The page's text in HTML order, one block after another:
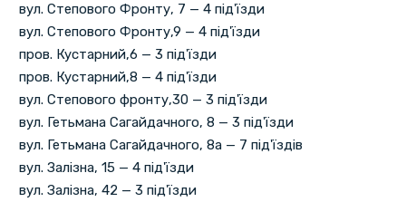
вул. Степового Фронту, 7 — 4 під'їзди
вул. Степового Фронту,9 — 4 під'їзди
пров. Кустарний,6 — 3 під'їзди
пров. Кустарний,8 — 4 під'їзди
вул. Степового фронту,30 — 3 під'їзди
вул. Гетьмана Сагайдачного, 8 — 3 під'їзди
вул. Гетьмана Сагайдачного, 8а — 7 під'їздів
вул. Залізна, 15 — 4 під'їзди
вул. Залізна, 42 — 3 під'їзди